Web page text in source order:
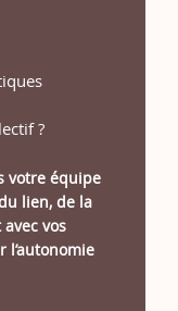
?
votre équipe
lien, de la
vos
l’autonomie